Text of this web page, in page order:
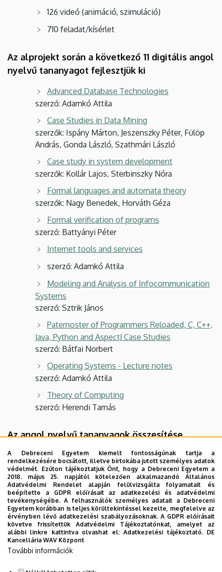
126 videó (animáció, szimuláció)
710 feladat/kísérlet
Az alprojekt során a következő 11 digitális angol
nyelvű tananyagot fejlesztjük ki
Advanced Database Technologies
szerző: Adamkó Attila
Case Studies in Data Mining
szerzők: Ispány Márton, Jeszenszky Péter, Fülöp
András, Gonda László, Szathmári László
Case study in system development
szerzők: Kollár Lajos, Sterbinszky Nóra
Formal languages and automata theory
szerzők: Nagy Benedek, Horváth Géza
Formal verification of programs
szerző: Battyányi Péter
Internet tools and services
szerző: Adamkó Attila
Modeling and Analysis of Infocommunication
Systems
szerző: Sztrik János
Paternoster of Programmers Reloaded, C, C++,
Java, Python and AspectJ Case Studies
szerző: Bátfai Norbert
Operating Systems - Lecture notes
szerző: Adamkó Attila
Theory of Computing
szerző: Herendi Tamás
Az angol nyelvű tananyagok összesítése
Tananyagok száma: 10
Digitális könyv: 10
Terjedelem: 3 713 000 leütés
Digitális elemek: 1024 kép
26 interaktív animáció
90 videó (animáció, szimuláció)
A Debreceni Egyetem kiemelt fontosságúnak tartja a
rendelkezésére bocsátott, illetve birtokába jutott személyes adatok
védelmét. Ezúton tájékoztatjuk Önt, hogy a Debreceni Egyetem a
2018. május 25. napjától kötelezően alkalmazandó Általános
Adatvédelmi Rendelet alapján felülvizsgálta folyamatait és
beépítette a GDPR előírásait az adatkezelési és adatvédelmi
tevékenységébe. A felhasználók személyes adatait a Debreceni
Egyetem korábban is teljes körültekintéssel kezelte, megfelelve az
érvényben lévő adatkezelési szabályozásoknak. A GDPR előírásait
követve frissítettük Adatvédelmi Tájékoztatónkat, amelyet az
alábbi linkre kattintva olvashat el:Adatkezelési tájékoztató. DE
Kancellária WAV Központ
További információk